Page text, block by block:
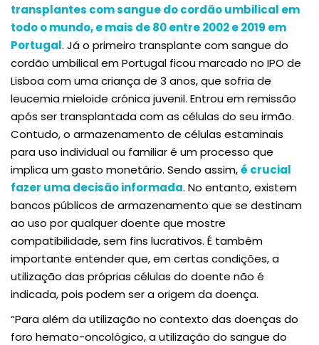
transplantes com sangue do cordão umbilical em
todo o mundo, e mais de 80 entre 2002 e 2019 em
Portugal. Já o primeiro transplante com sangue do
cordão umbilical em Portugal ficou marcado no IPO de
Lisboa com uma criança de 3 anos, que sofria de
leucemia mieloide crónica juvenil. Entrou em remissão
após ser transplantada com as células do seu irmão.
Contudo, o armazenamento de células estaminais
para uso individual ou familiar é um processo que
implica um gasto monetário. Sendo assim,é crucial
fazer uma decisão informada. No entanto, existem
bancos públicos de armazenamento que se destinam
ao uso por qualquer doente que mostre
compatibilidade, sem fins lucrativos. É também
importante entender que, em certas condições, a
utilização das próprias células do doente não é
indicada, pois podem ser a origem da doença.
“Para além da utilização no contexto das doenças do
foro hemato-oncológico, a utilização do sangue do